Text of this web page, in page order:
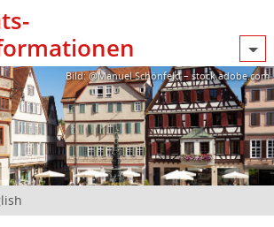
Bild: @Manuel Schönfeld – stock.adobe.com